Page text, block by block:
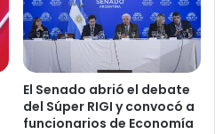
El Senado abrió el debate
del Súper RIGI y convocó a
funcionarios de Economía